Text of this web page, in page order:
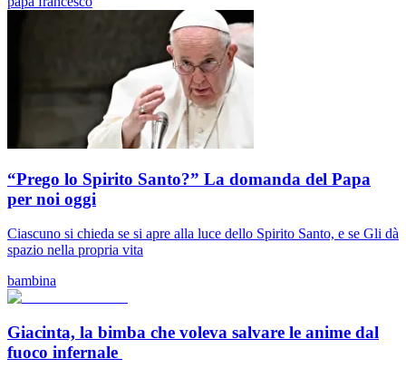
“Prego lo Spirito Santo?” La domanda del Papa
per noi oggi
Ciascuno si chieda se si apre alla luce dello Spirito Santo, e se Gli dà
spazio nella propria vita
bambina
Giacinta, la bimba che voleva salvare le anime dal
fuoco infernale